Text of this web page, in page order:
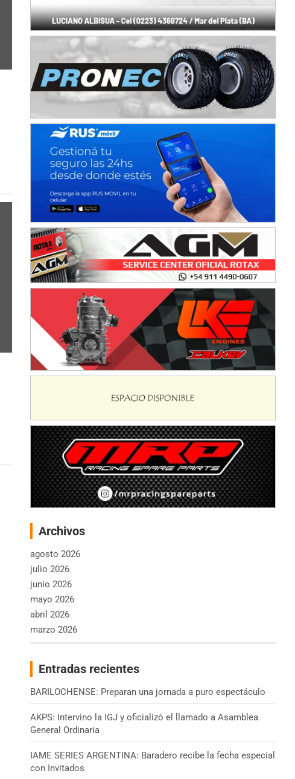
Archivos
agosto 2026
julio 2026
junio 2026
mayo 2026
abril 2026
marzo 2026
Entradas recientes
BARILOCHENSE: Preparan una jornada a puro espectáculo
AKPS: Intervino la IGJ y oficializó el llamado a Asamblea
General Ordinaria
IAME SERIES ARGENTINA: Baradero recibe la fecha especial
con Invitados